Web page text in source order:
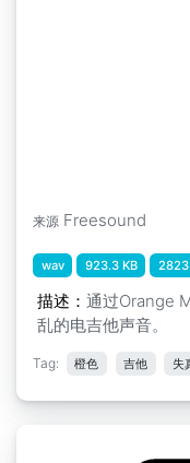
来源 Freesound
wav 923.3 KB
描述： 通过Orange
乱的电吉他声音。
Tag: 橙色 吉他 失